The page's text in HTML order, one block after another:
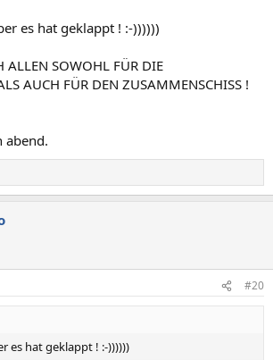
es hat geklappt ! :-))))))
ALLEN SOWOHL FÜR DIE
AUCH FÜR DEN ZUSAMMENSCHISS !
abend.
#20
es hat geklappt ! :-))))))